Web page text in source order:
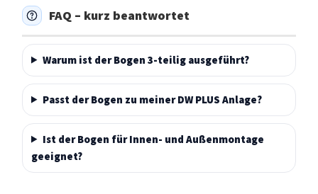
FAQ – kurz beantwortet
Warum ist der Bogen 3-teilig ausgeführt?
Passt der Bogen zu meiner DW PLUS Anlage?
Ist der Bogen für Innen- und Außenmontage
geeignet?